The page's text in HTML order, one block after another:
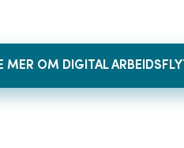
MER OM DIGITAL